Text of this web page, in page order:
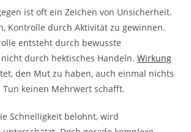
ist oft ein Zeichen von Unsicherheit.
Kontrolle durch Aktivität zu gewinnen.
entsteht durch bewusste
nicht durch hektisches Handeln.Wirkung
den Mut zu haben, auch einmal nichts
Tun keinen Mehrwert schafft.
Schnelligkeit belohnt, wird